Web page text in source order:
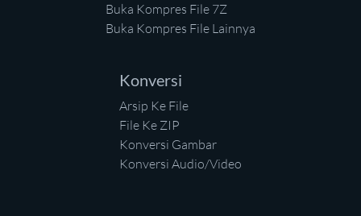
Buka Kompres File 7Z
Buka Kompres File Lainnya
Konversi
Arsip Ke File
File Ke ZIP
Konversi Gambar
Konversi Audio/Video